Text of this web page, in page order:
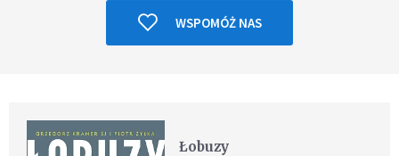
WSPOMÓŻ NAS
Łobuzy